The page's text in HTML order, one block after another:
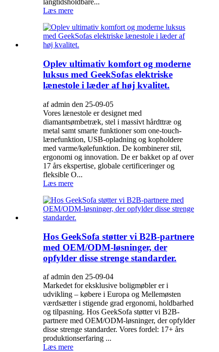
langtidsholdbare...
Læs mere
Oplev ultimativ komfort og moderne
luksus med GeekSofas elektriske
lænestole i læder af høj kvalitet.
af admin den 25-09-05
Vores lænestole er designet med
diamantsømbetræk, stel i massivt hårdttræ og
metal samt smarte funktioner som one-touch-
lænefunktion, USB-opladning og kopholdere
med varme/kølefunktion. De kombinerer stil,
ergonomi og innovation. De er bakket op af over
17 års ekspertise, globale certificeringer og
fleksible O...
Læs mere
Hos GeekSofa støtter vi B2B-partnere
med OEM/ODM-løsninger, der
opfylder disse strenge standarder.
af admin den 25-09-04
Markedet for eksklusive boligmøbler er i
udvikling – købere i Europa og Mellemøsten
værdsætter i stigende grad ergonomi, holdbarhed
og tilpasning. Hos GeekSofa støtter vi B2B-
partnere med OEM/ODM-løsninger, der opfylder
disse strenge standarder. Vores fordel: 17+ års
produktionserfaring ...
Læs mere